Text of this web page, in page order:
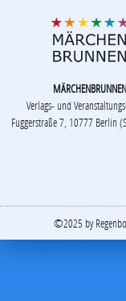
MÄRCHENBRUNNEN
Verlags- und
Fuggerstraße 7, 10777 Berlin
©2025 by